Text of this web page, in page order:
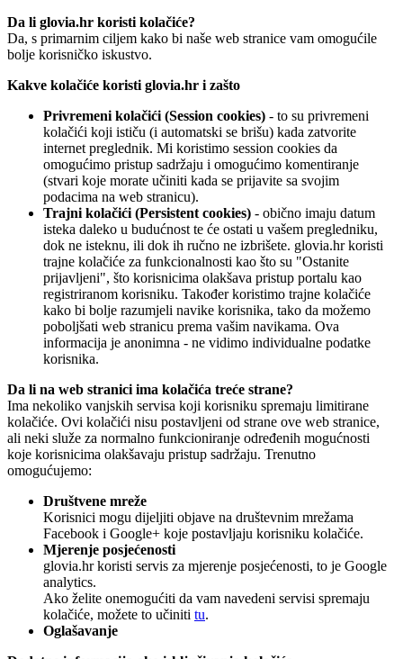
Da li glovia.hr koristi kolačiće?
Da, s primarnim ciljem kako bi naše web stranice vam omogućile
bolje korisničko iskustvo.
Kakve kolačiće koristi glovia.hr i zašto
Privremeni kolačići (Session cookies) - to su privremeni
kolačići koji ističu (i automatski se brišu) kada zatvorite
internet preglednik. Mi koristimo session cookies da
omogućimo pristup sadržaju i omogućimo komentiranje
(stvari koje morate učiniti kada se prijavite sa svojim
podacima na web stranicu).
Trajni kolačići (Persistent cookies) - obično imaju datum
isteka daleko u budućnost te će ostati u vašem pregledniku,
dok ne isteknu, ili dok ih ručno ne izbrišete. glovia.hr koristi
trajne kolačiće za funkcionalnosti kao što su "Ostanite
prijavljeni", što korisnicima olakšava pristup portalu kao
registriranom korisniku. Također koristimo trajne kolačiće
kako bi bolje razumjeli navike korisnika, tako da možemo
poboljšati web stranicu prema vašim navikama. Ova
informacija je anonimna - ne vidimo individualne podatke
korisnika.
Da li na web stranici ima kolačića treće strane?
Ima nekoliko vanjskih servisa koji korisniku spremaju limitirane
kolačiće. Ovi kolačići nisu postavljeni od strane ove web stranice,
ali neki služe za normalno funkcioniranje određenih mogućnosti
koje korisnicima olakšavaju pristup sadržaju. Trenutno
omogućujemo:
Društvene mreže
Korisnici mogu dijeljiti objave na društevnim mrežama
Facebook i Google+ koje postavljaju korisniku kolačiće.
Mjerenje posjećenosti
glovia.hr koristi servis za mjerenje posjećenosti, to je Google
analytics.
Ako želite onemogućiti da vam navedeni servisi spremaju
kolačiće, možete to učiniti tu.
Oglašavanje